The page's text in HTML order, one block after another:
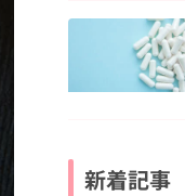
新着記事